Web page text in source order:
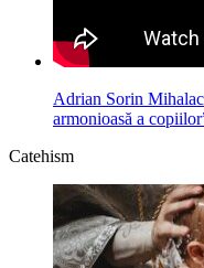
Adrian Sorin
armonioasă a
Catehism